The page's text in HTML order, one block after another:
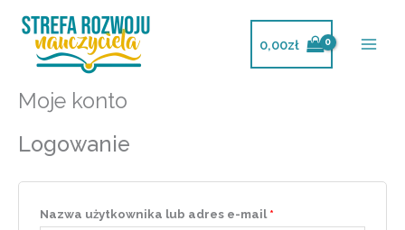
0,00zł
Moje konto
Logowanie
Nazwa użytkownika lub adres e-mail *
WymaganeWymagane
Wymagane